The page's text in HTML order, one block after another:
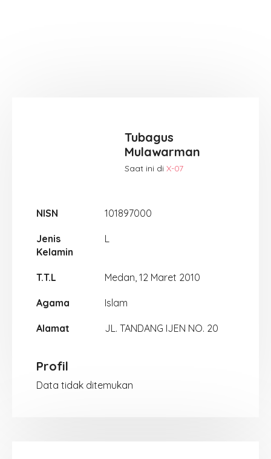
Tubagus
Mulawarman
Saat ini di X-07
NISN 101897000
Jenis
Kelamin
L
T.T.L Medan, 12 Maret 2010
Agama Islam
Alamat JL. TANDANG IJEN NO. 20
Profil
Data tidak ditemukan